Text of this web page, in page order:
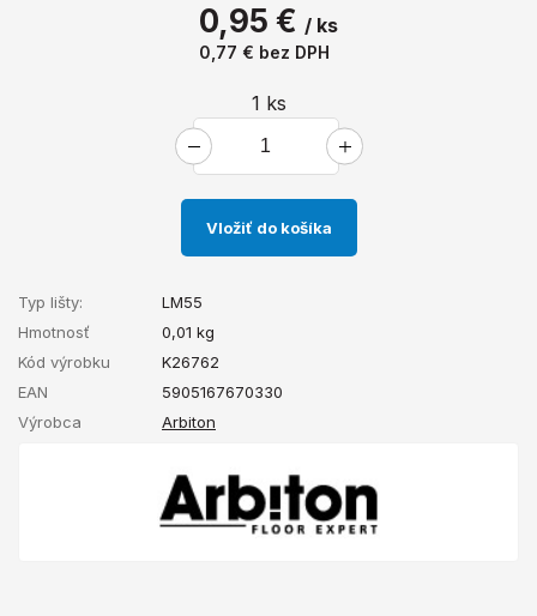
0,95 € / ks
0,77 € bez DPH
1 ks
Vložiť do košíka
Typ lišty:
LM55
Hmotnosť
0,01 kg
Kód výrobku
K26762
EAN
5905167670330
Výrobca
Arbiton